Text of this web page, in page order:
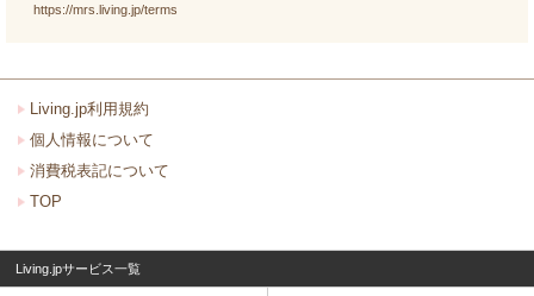
https://mrs.living.jp/terms
Living.jp利用規約
個人情報について
消費税表記について
TOP
Living.jpサービス一覧